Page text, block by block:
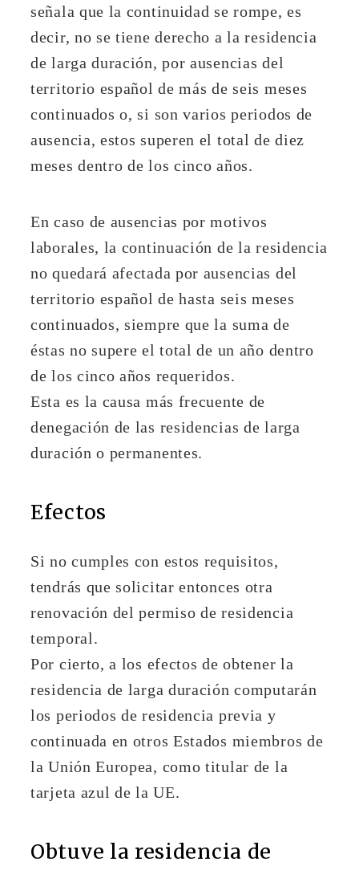
señala que la continuidad se rompe, es
decir, no se tiene derecho a la residencia
de larga duración, por ausencias del
territorio español de más de seis meses
continuados o, si son varios periodos de
ausencia, estos superen el total de diez
meses dentro de los cinco años.
En caso de ausencias por motivos
laborales, la continuación de la residencia
no quedará afectada por ausencias del
territorio español de hasta seis meses
continuados, siempre que la suma de
éstas no supere el total de un año dentro
de los cinco años requeridos.
Esta es la causa más frecuente de
denegación de las residencias de larga
duración o permanentes.
Efectos
Si no cumples con estos requisitos,
tendrás que solicitar entonces otra
renovación del permiso de residencia
temporal.
Por cierto, a los efectos de obtener la
residencia de larga duración computarán
los periodos de residencia previa y
continuada en otros Estados miembros de
la Unión Europea, como titular de la
tarjeta azul de la UE.
Obtuve la residencia de